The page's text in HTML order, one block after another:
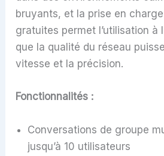
bruyants, et la prise en
gratuites permet l’utilisation à
que la qualité du réseau
vitesse et la précision.
Fonctionnalités :
Conversations de groupe
jusqu’à 10 utilisateurs